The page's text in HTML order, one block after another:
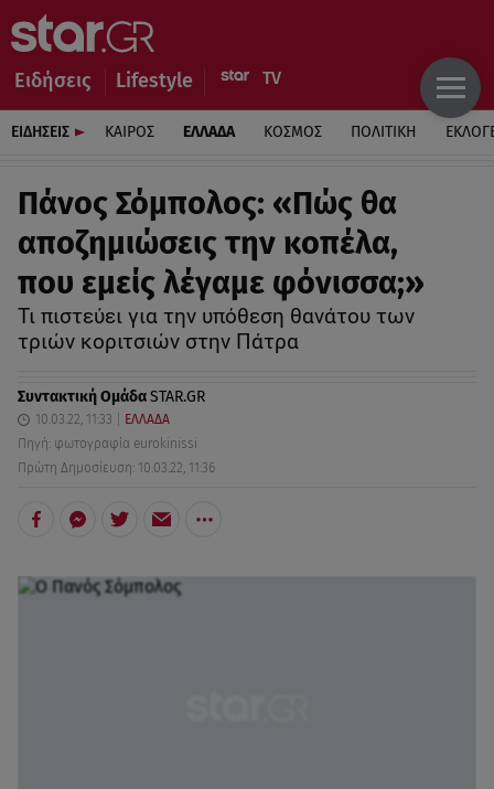
Ειδήσεις Lifestyle
ΕΙΔΗΣΕΙΣ ΚΑΙΡΟΣ ΕΛΛΑΔΑ ΚΟΣΜΟΣ ΠΟΛΙΤΙΚΗ
Πάνος Σόμπολος: «Πώς θα
αποζημιώσεις την κοπέλα,
που εμείς λέγαμε φόνισσα;»
Τι πιστεύει για την υπόθεση θανάτου των
τριών κοριτσιών στην Πάτρα
Συντακτική ΟμάδαSTAR.GR
10.03.22, 11:33
ΕΛΛΑΔΑ
Πηγή: φωτογραφία eurokinissi
Πρώτη Δημοσίευση: 10.03.22, 11:36